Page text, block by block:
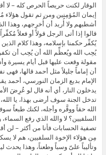
الوقار لكنت حريصاً الحرص كله – لا
إيمان المُؤمِنين ومن ثم تقول هؤلاء
أشطبهم ولا أُريد أن أُخرِجهم، وهذا
قالوا إذا أتى الرجل قولاً أو فعلاً
يُكفِّر حكمنا بإسلامه، وهذا كلام
يُحِب الله ويُعظِّم الله أن يُحِب أن
مقولة وقعت عليها قبل أيام يسيرة
أن إماماً جليلاً مثل أحمد قالها،
الإمام بديع الزمان النورسي، أحمد
يدخلون النار، أي أنه قال لو عُرِضَ
تدخل الجنة سوف أرضى بهذا، يا
الله حقاً ووقَّره وأجله، لكنك
السلفيين؟ لا والله الذي رفع
تصفية الحسابات فأنا من أكثر – لن
مِن هؤلاء الإخوة السلفيين، هم لا
وتأليباً علىّ وسباً وطعناً، وهذا